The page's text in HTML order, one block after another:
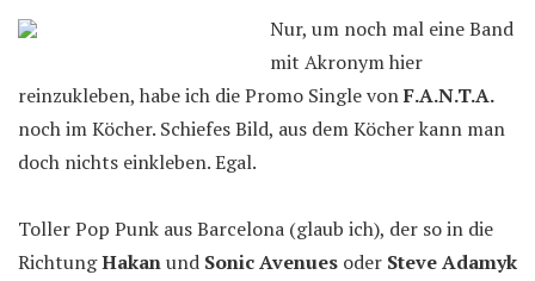
Nur, um noch mal eine Band
mit Akronym hier
reinzukleben, habe ich die Promo Single vonF.A.N.T.A.
noch im Köcher. Schiefes Bild, aus dem Köcher kann man
doch nichts einkleben. Egal.
Toller Pop Punk aus Barcelona (glaub ich), der so in die
RichtungHakanund Sonic Avenues oder Steve Adamyk